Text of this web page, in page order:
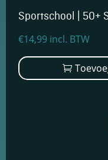
Sportschool | 50+
€14,99 incl. BTW